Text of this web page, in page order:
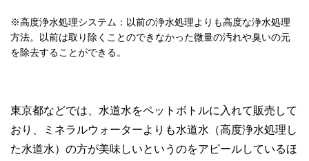
※高度浄水処理システム：以前の浄水処理よりも高度な浄水処理
方法。以前は取り除くことのできなかった微量の汚れや臭いの元
を除去することができる。
東京都などでは、水道水をペットボトルに入れて販売して
おり、ミネラルウォーターよりも水道水（高度浄水処理し
た水道水）の方が美味しいというのをアピールしているほ